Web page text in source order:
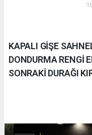
KAPALI GİŞE
DONDURMA RENGİ
SONRAKİ DURAĞI